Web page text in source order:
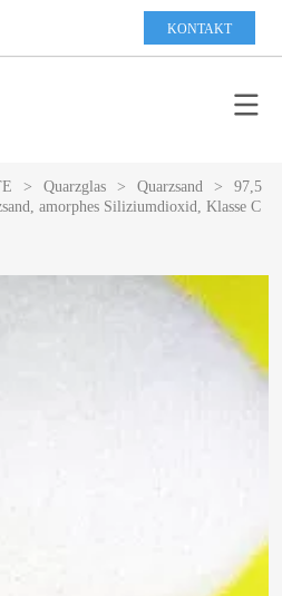
KONTAKT
> Quarzglas > Quarzsand >
97,5
amorphes Siliziumdioxid, Klasse C